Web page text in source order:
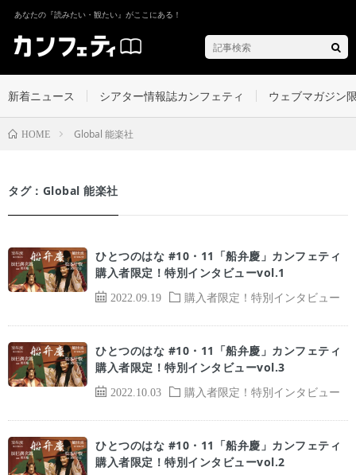
あなたの『読みたい・観たい』がここにある！
新着ニュース シアター情報誌カンフェティ ウェブマガジン
HOME Global 能楽社
タグ：Global 能楽社
2022.09.19 購入者限定！特別インタビュー
ひとつのはな #10・11「船弁慶」カンフェティ
購入者限定！特別インタビューvol.1
2022.10.03 購入者限定！特別インタビュー
ひとつのはな #10・11「船弁慶」カンフェティ
購入者限定！特別インタビューvol.3
ひとつのはな #10・11「船弁慶」カンフェティ
購入者限定！特別インタビューvol.2